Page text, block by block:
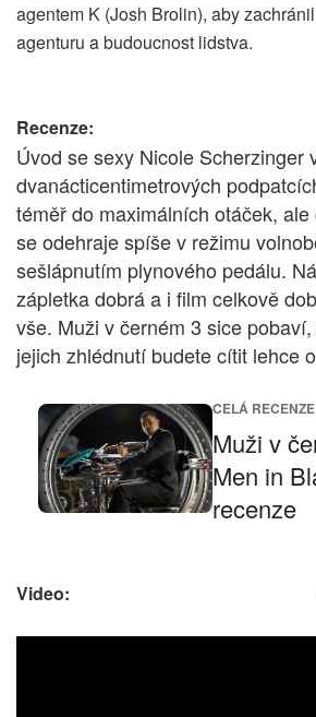
agentem K (Josh Brolin), aby
agenturu a budoucnost lidstva.
Recenze:
Úvod se sexy Nicole Scherzinger
dvanácticentimetrových
téměř do maximálních otáček,
se odehraje spíše v režimu
sešlápnutím plynového pedálu.
zápletka dobrá a i film celkově
vše. Muži v černém 3 sice
jejich zhlédnutí budete cítit lehce
CELÁ RECENZE
Muži v
Men in
recenze
Video: